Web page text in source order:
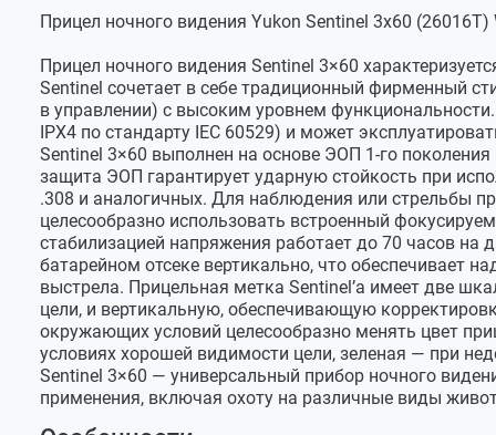
Прицел ночного видения Yukon Sentinel 3х60 (26016Т)
Прицел ночного видения Sentinel 3×60
Sentinel сочетает в себе традиционный фирменный
в управлении) с высоким уровнем
IPX4 по стандарту IEC 60529) и может
Sentinel 3×60 выполнен на основе ЭОП 1-го поколения
защита ЭОП гарантирует ударную стойкость при
.308 и аналогичных. Для наблюдения или стрельбы
целесообразно использовать встроенный
стабилизацией напряжения работает до 70 часов на
батарейном отсеке вертикально, что обеспечивает
выстрела. Прицельная метка Sentinel’а имеет две
цели, и вертикальную, обеспечивающую
окружающих условий целесообразно менять цвет
условиях хорошей видимости цели, зеленая — при
Sentinel 3×60 — универсальный прибор ночного
применения, включая охоту на различные виды
60
Удаление выходного
зрачка, мм
45
Диаметр выходного
зрачка, мм
6
Предел
перефокусировки
окуляра, мм
± 2,5
Разрешение, линий /
мм
35
Дистанция
обнаружения, м
150
Напряжение питания,
В
3
Дульная энергия
Гарантийный талон